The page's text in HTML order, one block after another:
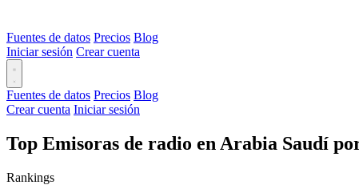
Fuentes de datos Precios Blog
Iniciar sesión Crear cuenta
Fuentes de datos Precios Blog
Crear cuenta Iniciar sesión
Top Emisoras de radio en Arabia Saudí
Rankings